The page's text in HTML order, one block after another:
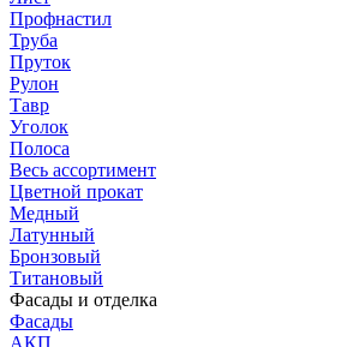
Профнастил
Труба
Пруток
Рулон
Тавр
Уголок
Полоса
Весь ассортимент
Цветной прокат
Медный
Латунный
Бронзовый
Титановый
Фасады и отделка
Фасады
АКП